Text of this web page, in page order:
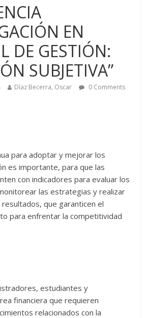
EN
DE GESTIÓN:
SUBJETIVA”
Díaz Becerra, Oscar 0 Comments
para adoptar y mejorar los
es importante, para que las
con indicadores para evaluar los
las estrategias y realizar
que garanticen el
para enfrentar la competitividad
estudiantes y
financiera que requieren
relacionados con la